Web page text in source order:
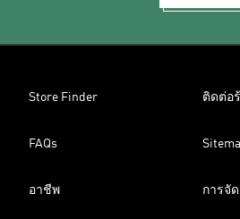
Store Finder ติดต่อ
FAQs
อาชีพ การจั